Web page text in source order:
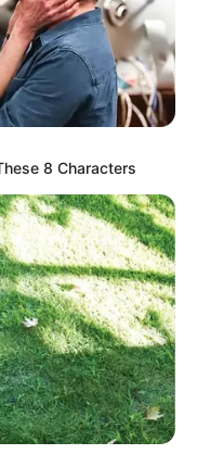
8 Characters